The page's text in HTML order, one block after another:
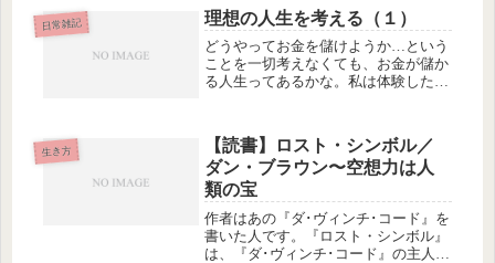
のです！！正確にオーラ診断と呼ぶの
かどうか、分かりませんが、とりあ...
日常雑記 理想の人生を考える（１）
どうやってお金を儲けようか…という
ことを一切考えなくても、お金が儲か
る人生ってあるかな。私は体験したこ
けど。うむー。
生き方
【読書】ロスト・シンボル／
ダン・ブラウン〜空想力は人
類の宝
作者はあの『ダ･ヴィンチ･コード』を
書いた人です。『ロスト・シンボル』
は、『ダ･ヴィンチ･コード』の主人公